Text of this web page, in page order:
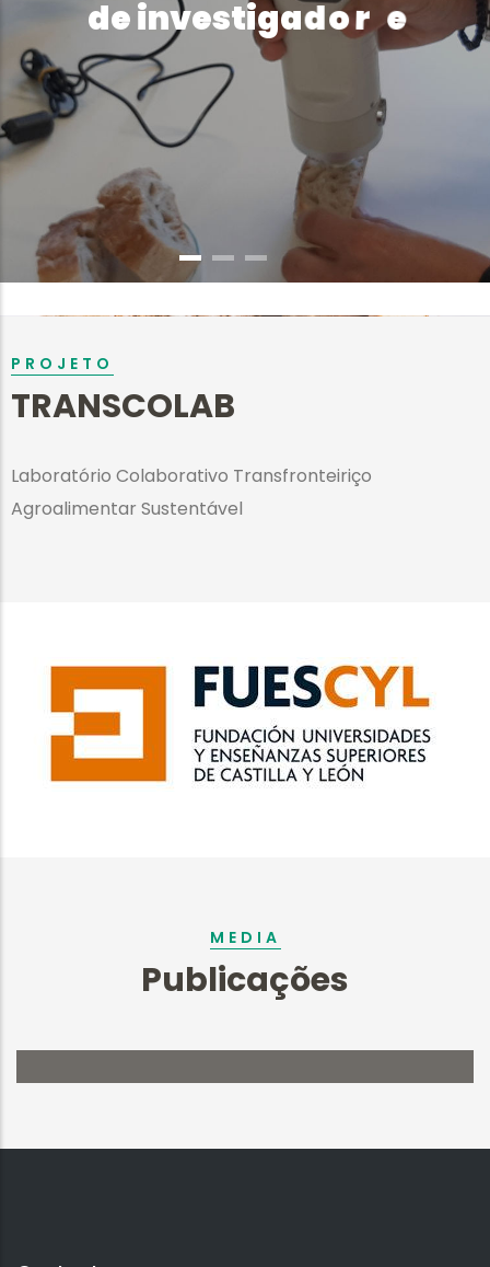
deinvestigadores
PROJETO
TRANSCOLAB
Laboratório Colaborativo Transfronteiriço
Agroalimentar Sustentável
MEDIA
Publicações
Video corporativo Proyecto